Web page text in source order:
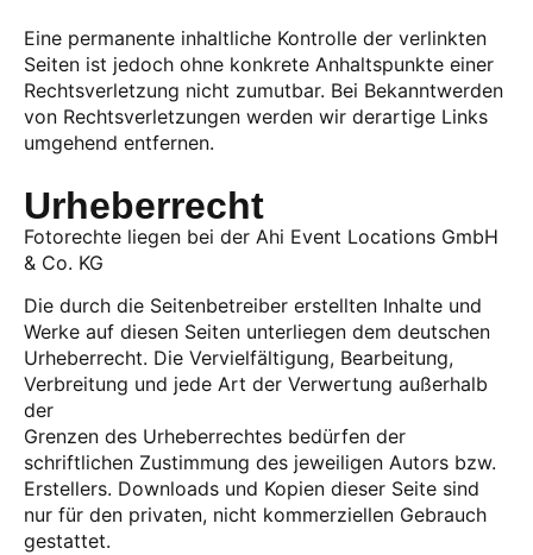
Eine permanente inhaltliche Kontrolle der verlinkten
Seiten ist jedoch ohne konkrete Anhaltspunkte einer
Rechtsverletzung nicht zumutbar. Bei Bekanntwerden
von Rechtsverletzungen werden wir derartige Links
umgehend entfernen.
Urheberrecht
Fotorechte liegen bei der Ahi Event Locations GmbH
& Co. KG
Die durch die Seitenbetreiber erstellten Inhalte und
Werke auf diesen Seiten unterliegen dem deutschen
Urheberrecht. Die Vervielfältigung, Bearbeitung,
Verbreitung und jede Art der Verwertung außerhalb
der
Grenzen des Urheberrechtes bedürfen der
schriftlichen Zustimmung des jeweiligen Autors bzw.
Erstellers. Downloads und Kopien dieser Seite sind
nur für den privaten, nicht kommerziellen Gebrauch
gestattet.